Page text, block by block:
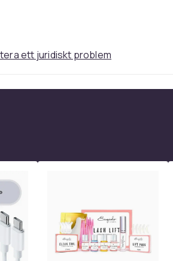
ett juridiskt problem